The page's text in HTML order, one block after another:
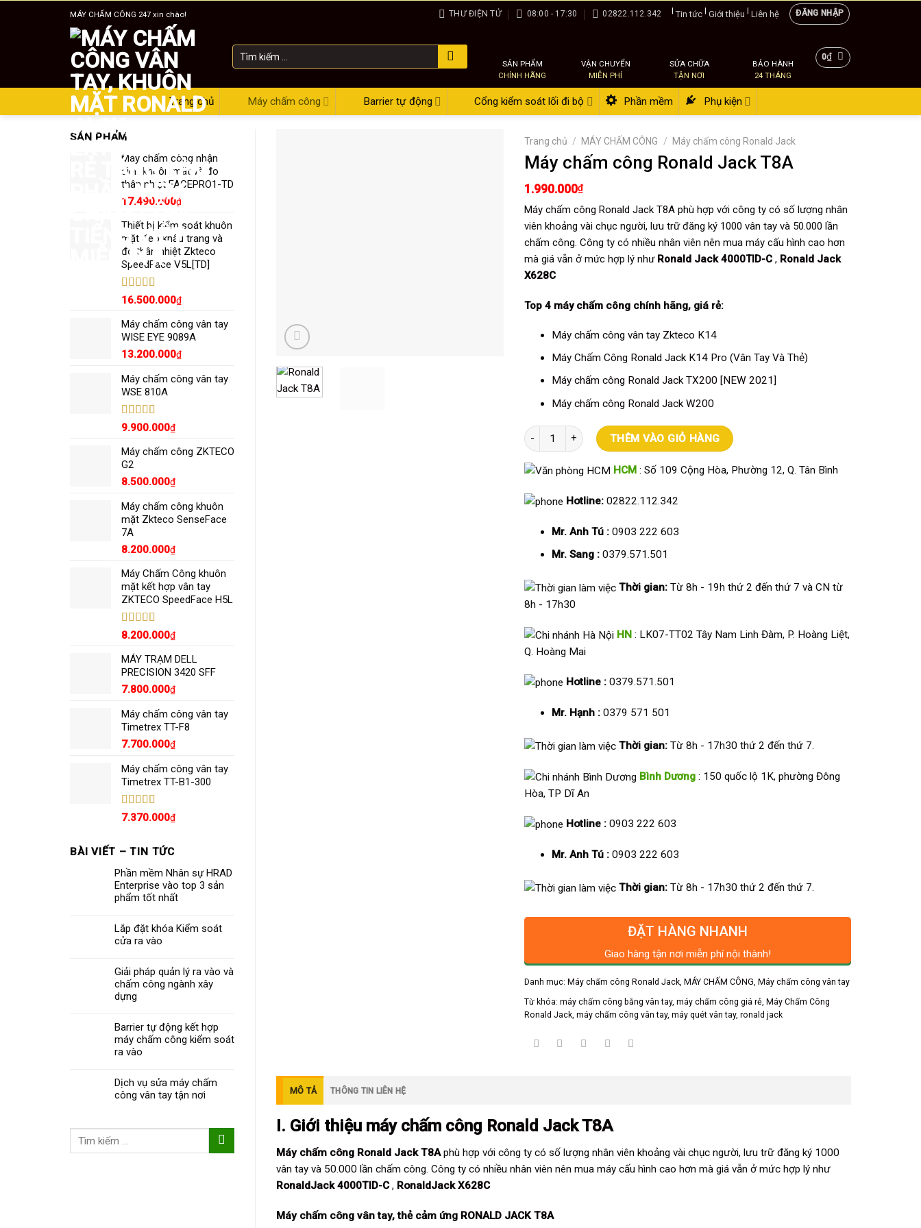
MÁY CHẤM CÔNG 247 xin chào! THƯ ĐIỆN TỬ 08:00 - 17:30 02822.112.342 |Tin tức | Giới thiệu | Liên hệ ĐĂNG NHẬP
Tìm
kiếm:
SẢN PHẨM
CHÍNH HÃNG
VẬN CHUYỂN
MIỄN PHÍ
SỬA CHỮA
TẬN NƠI
BẢO HÀNH
24 THÁNG
0₫
Trang chủ Máy chấm công Barrier tự động Cổng kiểm soát lối đi bộ Phần mềm Phụ kiện
SẢN PHẨM
Máy chấm công nhận
diện khuôn mặt và đo
thân nhiệt FACEPRO1-TD
17.490.000₫
Thiết bị kiểm soát khuôn
mặt đeo khẩu trang và
đo thân nhiệt Zkteco
SpeedFace V5L[TD]
Được xếp
sao
16.500.000₫
Máy chấm công vân tay
WISE EYE 9089A
13.200.000₫
Máy chấm công vân tay
WSE 810A
Được xếp
5
sao
9.900.000₫
Máy chấm công ZKTECO
G2
8.500.000₫
Máy chấm công khuôn
mặt Zkteco SenseFace
7A
8.200.000₫
Máy Chấm Công khuôn
mặt kết hợp vân tay
ZKTECO SpeedFace H5L
Được xếp
5
sao
8.200.000₫
MÁY TRẠM DELL
PRECISION 3420 SFF
7.800.000₫
Máy chấm công vân tay
Timetrex TT-F8
7.700.000₫
Máy chấm công vân tay
Timetrex TT-B1-300
Được xếp
5
7.370.000₫
BÀI VIẾT – TIN TỨC
Phần mềm Nhân sự HRAD
Enterprise vào top 3 sản
phẩm tốt nhất
Lắp đặt khóa Kiểm soát
cửa ra vào
Giải pháp quản lý ra vào và
chấm công ngành xây
dựng
Barrier tự động kết hợp
máy chấm công kiểm soát
ra vào
Dịch vụ sửa máy chấm
công vân tay tận nơi
Tìm
Trang chủ / MÁY CHẤM CÔNG / Máy chấm công Ronald Jack
Máy chấm công Ronald Jack T8A
1.990.000₫
Máy chấm công Ronald Jack T8Aphù hợp với công ty có số lượng nhân
viên khoảng vài chục người, lưu trữ đăng ký 1000 vân tay và 50.000 lần
chấm công. Công ty có nhiều nhân viên nên mua máy cấu hình cao hơn
mà giá vẫn ở mức hợp lý như Ronald Jack 4000TID-C , Ronald Jack
X628C
Top 4 máy chấm công chính hãng, giá rẻ:
Máy chấm công vân tay Zkteco K14
Máy Chấm Công Ronald Jack K14 Pro (Vân Tay Và Thẻ)
Máy chấm công Ronald Jack TX200 [NEW 2021]
Máy chấm công Ronald Jack W200
Máy chấm công Ronald Jack T8A số lượng
THÊM VÀO GIỎ HÀNG
HCM: Số 109 Cộng Hòa, Phường 12, Q. Tân Bình
Hotline:02822.112.342
Mr. Anh Tú : 0903 222 603
Mr. Sang : 0379.571.501
Thời gian:Từ 8h - 19h thứ 2 đến thứ 7 và CN từ
8h - 17h30
HN : LK07-TT02 Tây Nam Linh Đàm, P. Hoàng Liệt,
Q. Hoàng Mai
Hotline :0379.571.501
Mr. Hạnh : 0379 571 501
Thời gian:Từ 8h - 17h30 thứ 2 đến thứ 7.
Bình Dương : 150 quốc lộ 1K, phường Đông
Hòa, TP Dĩ An
Hotline :0903 222 603
Mr. Anh Tú : 0903 222 603
Thời gian:Từ 8h - 17h30 thứ 2 đến thứ 7.
ĐẶT HÀNG NHANH
Giao hàng tận nơi miễn phí nội thành!
Danh mục:Máy chấm công Ronald Jack ,MÁY CHẤM CÔNG ,Máy chấm công vân tay
Từ khóa:máy chấm công bằng vân tay,máy chấm công giá rẻ ,Máy Chấm Công
Ronald Jack ,máy chấm công vân tay,máy quét vân tay,ronald jack
MÔ TẢ THÔNG TIN LIÊN HỆ
I. Giới thiệu máy chấm công Ronald Jack T8A
Máy chấm công Ronald Jack T8A phù hợp với công ty có số lượng nhân viên khoảng vài chục người, lưu trữ đăng ký 1000
vân tay và 50.000 lần chấm công. Công ty có nhiều nhân viên nên mua máy cấu hình cao hơn mà giá vẫn ở mức hợp lý như
RonaldJack 4000TID-C, RonaldJack X628C
Máy chấm công vân tay, thẻ cảm ứng RONALD JACK T8A